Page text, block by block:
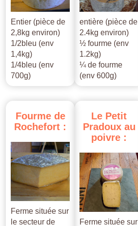
Entier (pièce de
2,8kg environ)
1/2bleu (env
1,4kg)
1/4bleu (env
700g)
entière (pièce de
2.4kg environ)
½ fourme (env
1.2kg)
¼ de fourme
(env 600g)
Fourme de
Rochefort :
Ferme située sur
le secteur de
Le Petit
Pradoux au
poivre :
Ferme située sur